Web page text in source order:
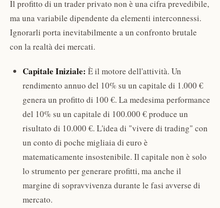
Il profitto di un trader privato non è una cifra prevedibile,
ma una variabile dipendente da elementi interconnessi.
Ignorarli porta inevitabilmente a un confronto brutale
con la realtà dei mercati.
Capitale Iniziale: È il motore dell'attività. Un
rendimento annuo del 10% su un capitale di 1.000 €
genera un profitto di 100 €. La medesima performance
del 10% su un capitale di 100.000 € produce un
risultato di 10.000 €. L'idea di "vivere di trading" con
un conto di poche migliaia di euro è
matematicamente insostenibile. Il capitale non è solo
lo strumento per generare profitti, ma anche il
margine di sopravvivenza durante le fasi avverse di
mercato.